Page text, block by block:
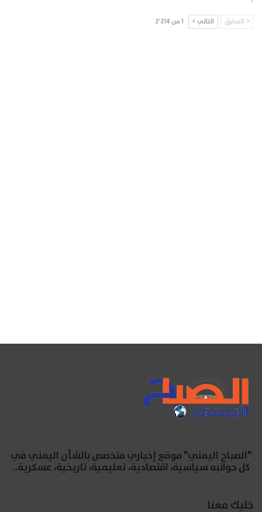
السابق التالي 1 من 2٬214
"الصباح اليمني" موقع إخباري متخصص بالشأن اليمني في
كل جوانبه سياسية، اقتصادية، تعليمية، تاريخية، عسكرية..
خليك معنا